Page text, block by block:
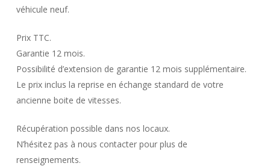
véhicule neuf.
Prix TTC.
Garantie 12 mois.
Possibilité d’extension de garantie 12 mois supplémentaire.
Le prix inclus la reprise en échange standard de votre
ancienne boite de vitesses.
Récupération possible dans nos locaux.
N’hésitez pas à nous contacter pour plus de
renseignements.